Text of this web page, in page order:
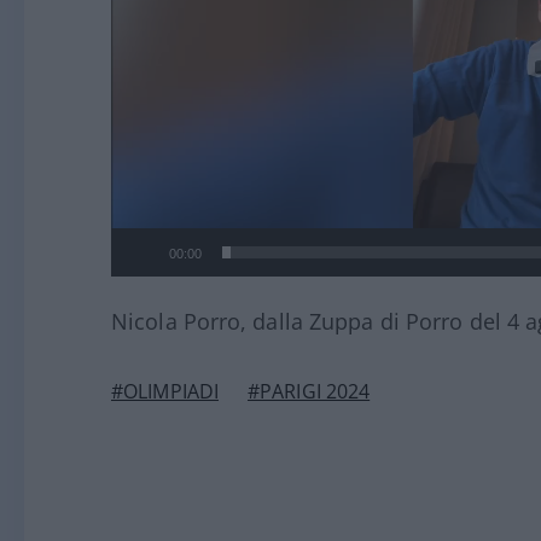
00:00
Nicola Porro, dalla Zuppa di Porro del 4
#OLIMPIADI #PARIGI 2024